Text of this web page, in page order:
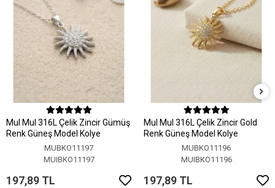
MuI MuI 316L Çelik Zincir Gümüş
Renk Güneş Model Kolye
MUBKO11197
MUIBKO11197
197,89 TL
MuI MuI 316L Çelik Zincir Gold
Renk Güneş Model Kolye
MUBKO11196
MUIBKO11196
197,89 TL